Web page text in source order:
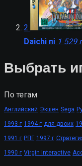
2
Daichi ni 1 529
Выбрать
По тегам
Английский Экшен Sega
1993 г 1994 г для двоих
1991 г РПГ 1997 г
1990 г Virgin Interactive